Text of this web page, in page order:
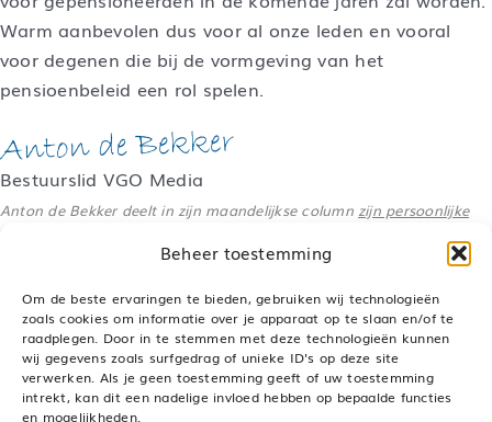
Beheer toestemming
Om de beste ervaringen te bieden, gebruiken wij technologieën
zoals cookies om informatie over je apparaat op te slaan en/of te
raadplegen. Door in te stemmen met deze technologieën kunnen
wij gegevens zoals surfgedrag of unieke ID's op deze site
verwerken. Als je geen toestemming geeft of uw toestemming
intrekt, kan dit een nadelige invloed hebben op bepaalde functies
en mogelijkheden.
Warm aanbevolen dus voor al onze leden en vooral
voor degenen die bij de vormgeving van het
pensioenbeleid een rol spelen.
Bestuurslid VGO Media
Anton de Bekker deelt in zijn maandelijkse column zijn persoonlijke
Deel dit bericht, kies je platform!
LinkedInWhatsApp
Pinterest
E-
mail